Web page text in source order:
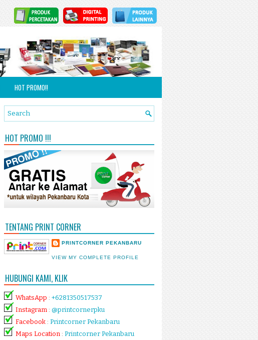
HOT PROMO!!
HOT PROMO !!!
TENTANG PRINT CORNER
PRINTCORNER PEKANBARU
VIEW MY COMPLETE PROFILE
HUBUNGI KAMI, KLIK
WhatsApp : +6281350517537
Instagram : @printcornerpku
Facebook : Printcorner Pekanbaru
Maps Location : Printcorner Pekanbaru